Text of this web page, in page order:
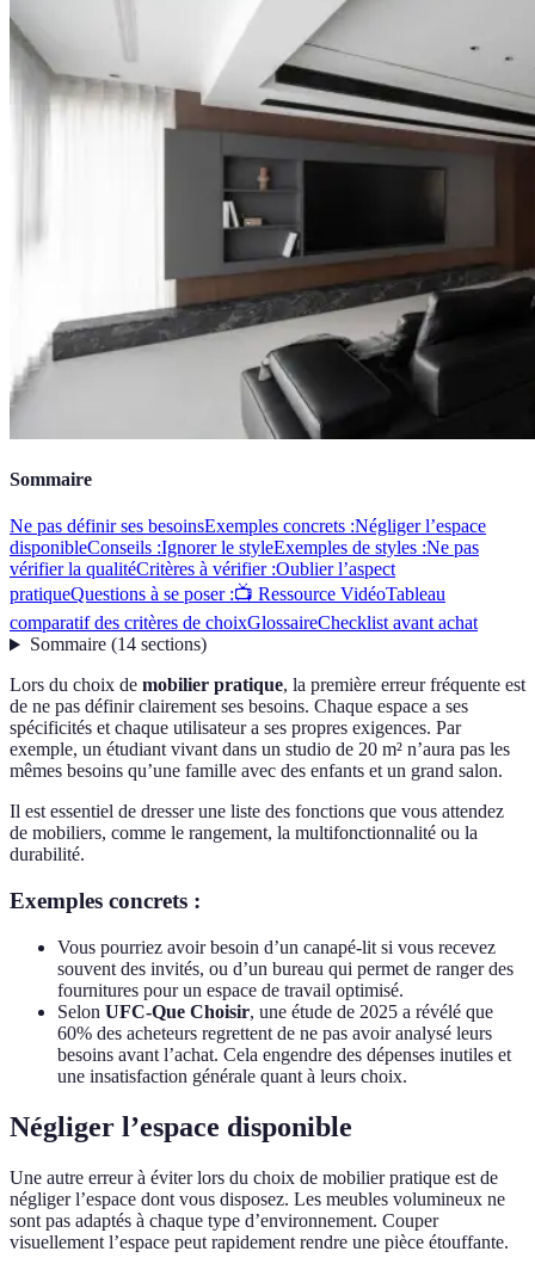
Sommaire
Ne pas définir ses besoinsExemples concrets :Négliger l’espace
disponibleConseils :Ignorer le styleExemples de styles :Ne pas
vérifier la qualitéCritères à vérifier :Oublier l’aspect
pratiqueQuestions à se poser :📺 Ressource VidéoTableau
comparatif des critères de choixGlossaireChecklist avant achat
Sommaire(14 sections)
Lors du choix de mobilier pratique, la première erreur fréquente est
de ne pas définir clairement ses besoins. Chaque espace a ses
spécificités et chaque utilisateur a ses propres exigences. Par
exemple, un étudiant vivant dans un studio de 20 m² n’aura pas les
mêmes besoins qu’une famille avec des enfants et un grand salon.
Il est essentiel de dresser une liste des fonctions que vous attendez
de mobiliers, comme le rangement, la multifonctionnalité ou la
durabilité.
Exemples concrets :
Vous pourriez avoir besoin d’un canapé-lit si vous recevez
souvent des invités, ou d’un bureau qui permet de ranger des
fournitures pour un espace de travail optimisé.
Selon UFC-Que Choisir, une étude de 2025 a révélé que
60% des acheteurs regrettent de ne pas avoir analysé leurs
besoins avant l’achat. Cela engendre des dépenses inutiles et
une insatisfaction générale quant à leurs choix.
Négliger l’espace disponible
Une autre erreur à éviter lors du choix de mobilier pratique est de
négliger l’espace dont vous disposez. Les meubles volumineux ne
sont pas adaptés à chaque type d’environnement. Couper
visuellement l’espace peut rapidement rendre une pièce étouffante.